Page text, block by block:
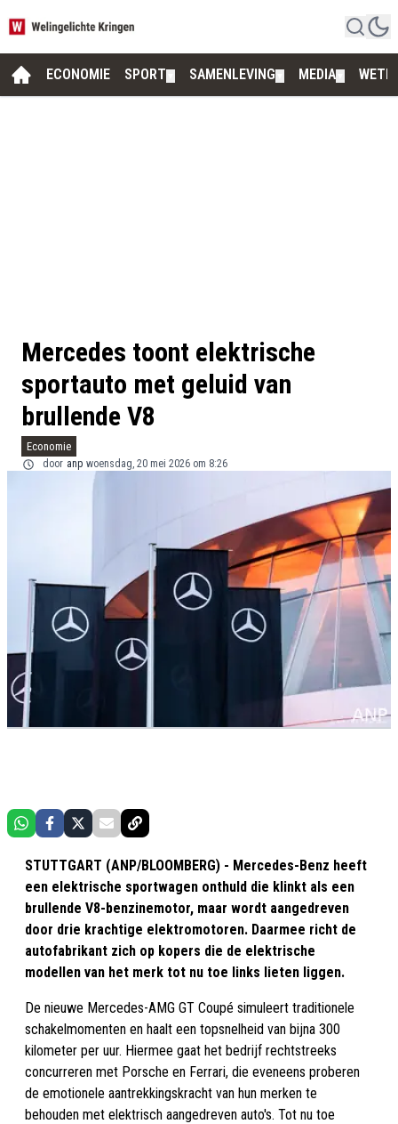
ECONOMIE SPORT SAMENLEVING MEDIA
Mercedes toont elektrische
sportauto met geluid van
brullende V8
Economie
door anp woensdag, 20 mei 2026 om 8:26
STUTTGART (ANP/BLOOMBERG) - Mercedes-Benz heeft
een elektrische sportwagen onthuld die klinkt als een
brullende V8-benzinemotor, maar wordt aangedreven
door drie krachtige elektromotoren. Daarmee richt de
autofabrikant zich op kopers die de elektrische
modellen van het merk tot nu toe links lieten liggen.
De nieuwe Mercedes-AMG GT Coupé simuleert traditionele
schakelmomenten en haalt een topsnelheid van bijna 300
kilometer per uur. Hiermee gaat het bedrijf rechtstreeks
concurreren met Porsche en Ferrari, die eveneens proberen
de emotionele aantrekkingskracht van hun merken te
behouden met elektrisch aangedreven auto's. Tot nu toe